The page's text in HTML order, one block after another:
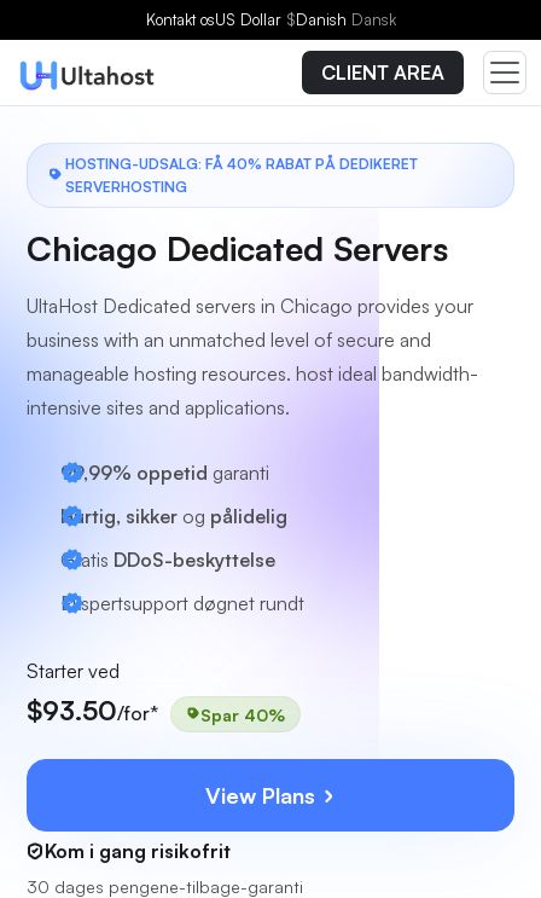
Kontakt osUS Dollar $Danish Dansk
CLIENT AREA
HOSTING-UDSALG: FÅ 40% RABAT PÅ DEDIKERET
SERVERHOSTING
Chicago Dedicated Servers
UltaHost Dedicated servers in Chicago provides your
business with an unmatched level of secure and
manageable hosting resources. host ideal bandwidth-
intensive sites and applications.
99,99% oppetid garanti
Hurtig, sikker og pålidelig
Gratis DDoS-beskyttelse
Ekspertsupport døgnet rundt
Starter ved
$93.50/for* Spar 40%
View Plans
Kom i gang risikofrit
30 dages pengene-tilbage-garanti